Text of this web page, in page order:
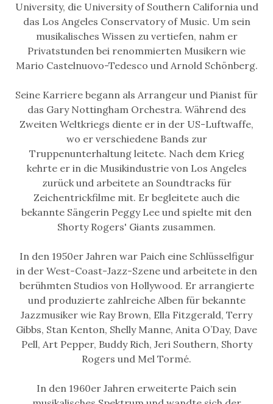
University, die University of Southern California und
das Los Angeles Conservatory of Music. Um sein
musikalisches Wissen zu vertiefen, nahm er
Privatstunden bei renommierten Musikern wie
Mario Castelnuovo-Tedesco und Arnold Schönberg.
Seine Karriere begann als Arrangeur und Pianist für
das Gary Nottingham Orchestra. Während des
Zweiten Weltkriegs diente er in der US-Luftwaffe,
wo er verschiedene Bands zur
Truppenunterhaltung leitete. Nach dem Krieg
kehrte er in die Musikindustrie von Los Angeles
zurück und arbeitete an Soundtracks für
Zeichentrickfilme mit. Er begleitete auch die
bekannte Sängerin Peggy Lee und spielte mit den
Shorty Rogers' Giants zusammen.
In den 1950er Jahren war Paich eine Schlüsselfigur
in der West-Coast-Jazz-Szene und arbeitete in den
berühmten Studios von Hollywood. Er arrangierte
und produzierte zahlreiche Alben für bekannte
Jazzmusiker wie Ray Brown, Ella Fitzgerald, Terry
Gibbs, Stan Kenton, Shelly Manne, Anita O’Day, Dave
Pell, Art Pepper, Buddy Rich, Jeri Southern, Shorty
Rogers und Mel Tormé.
In den 1960er Jahren erweiterte Paich sein